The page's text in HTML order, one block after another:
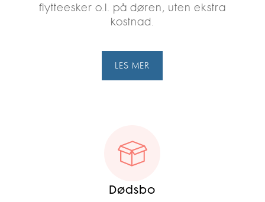
flytteesker o.l. på døren, uten ekstra
kostnad.
LES MER
Dødsbo